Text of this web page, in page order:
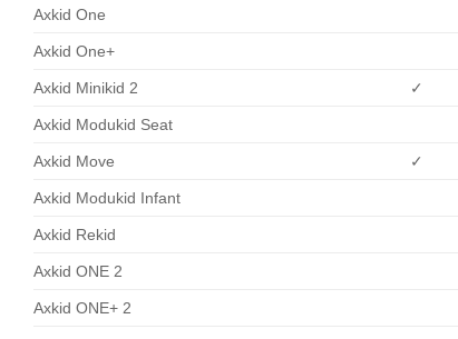
Axkid One
Axkid One+
Axkid Minikid 2 ✓
Axkid Modukid Seat
Axkid Move ✓
Axkid Modukid Infant
Axkid Rekid
Axkid ONE 2
Axkid ONE+ 2